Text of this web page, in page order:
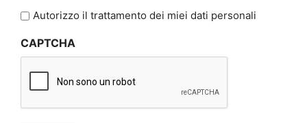
l'informativa
privacy
Autorizzo il trattamento dei miei dati personali
CAPTCHA